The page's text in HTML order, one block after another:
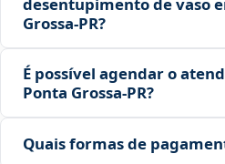
desentupimento de vaso
Grossa‑PR?
É possível agendar o
Ponta Grossa‑PR?
Quais formas de